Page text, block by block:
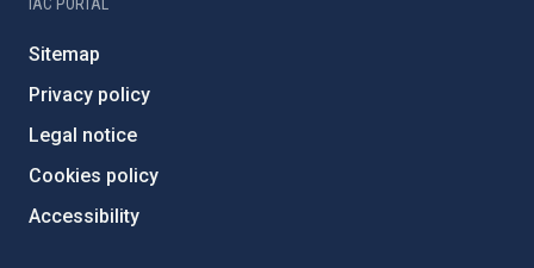
Sitemap
Privacy policy
Legal notice
Cookies policy
Accessibility